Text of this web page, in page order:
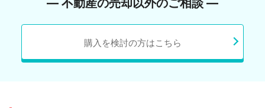
― 不動産の売却以外のご相談 ―
購入を検討の方はこちら